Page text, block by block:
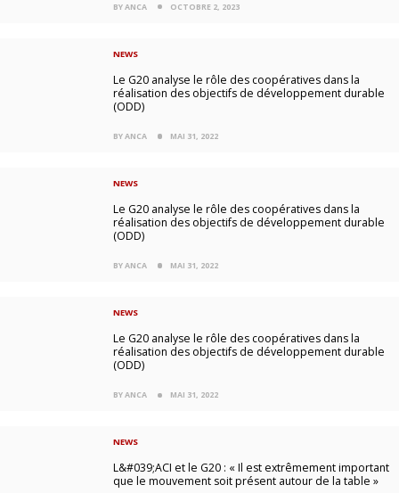
BY ANCA OCTOBRE 2, 2023
NEWS
Le G20 analyse le rôle des coopératives dans la
réalisation des objectifs de développement durable
(ODD)
BY ANCA MAI 31, 2022
NEWS
Le G20 analyse le rôle des coopératives dans la
réalisation des objectifs de développement durable
(ODD)
BY ANCA MAI 31, 2022
NEWS
Le G20 analyse le rôle des coopératives dans la
réalisation des objectifs de développement durable
(ODD)
BY ANCA MAI 31, 2022
NEWS
L&#039;ACI et le G20 : « Il est extrêmement important
que le mouvement soit présent autour de la table »